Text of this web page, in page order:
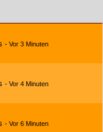
- Vor 3 Minuten
- Vor 4 Minuten
- Vor 6 Minuten